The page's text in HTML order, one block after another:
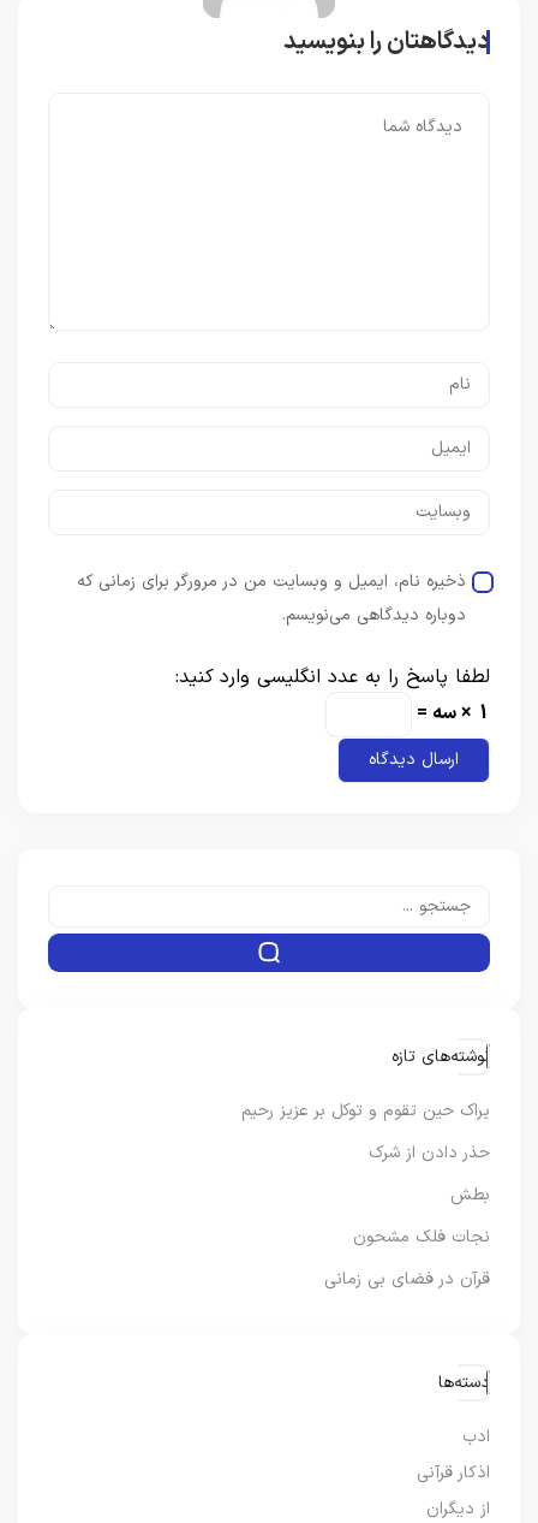
دیدگاهتان را بنویسید
ذخیره نام، ایمیل و وبسایت من در مرورگر برای زمانی که
دوباره دیدگاهی می‌نویسم.
لطفا پاسخ را به عدد انگلیسی وارد کنید:
1 × سه =
نوشته‌های تازه
یراک حین تقوم و توکل بر عزیز رحیم
حذر دادن از شرک
بطش
نجات فلک مشحون
قرآن در فضای بی زمانی
دسته‌ها
ادب
اذکار قرآنی
از دیگران